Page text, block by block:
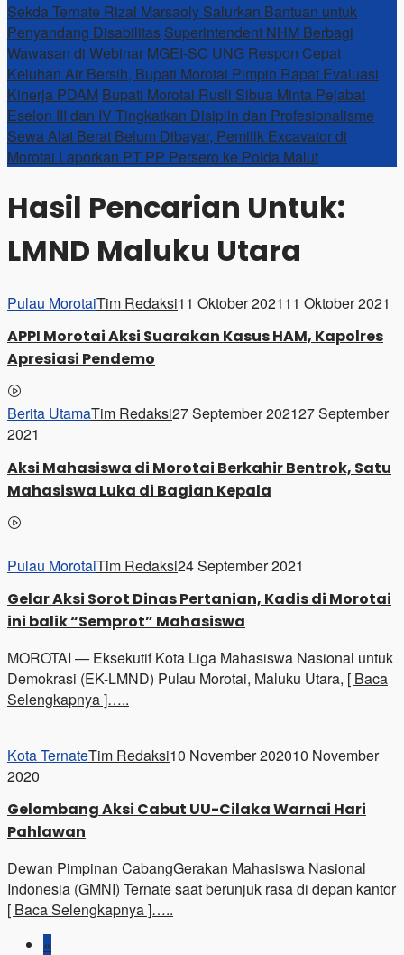
Sekda Ternate Rizal Marsaoly Salurkan Bantuan untuk
Penyandang Disabilitas Superintendent NHM Berbagi
Wawasan di Webinar MGEI-SC UNG Respon Cepat
Keluhan Air Bersih, Bupati Morotai Pimpin Rapat Evaluasi
Kinerja PDAM Bupati Morotai Rusli Sibua Minta Pejabat
Eselon III dan IV Tingkatkan Disiplin dan Profesionalisme
Sewa Alat Berat Belum Dibayar, Pemilik Excavator di
Morotai Laporkan PT PP Persero ke Polda Malut
Hasil Pencarian Untuk:
LMND Maluku Utara
Pulau MorotaiTim Redaksi11 Oktober 202111 Oktober 2021
APPI Morotai Aksi Suarakan Kasus HAM, Kapolres
Apresiasi Pendemo
Berita UtamaTim Redaksi27 September 202127 September
2021
Aksi Mahasiswa di Morotai Berkahir Bentrok, Satu
Mahasiswa Luka di Bagian Kepala
Pulau MorotaiTim Redaksi24 September 2021
Gelar Aksi Sorot Dinas Pertanian, Kadis di Morotai
ini balik “Semprot” Mahasiswa
MOROTAI — Eksekutif Kota Liga Mahasiswa Nasional untuk
Demokrasi (EK-LMND) Pulau Morotai, Maluku Utara, [ Baca
Selengkapnya ]…..
Kota TernateTim Redaksi10 November 202010 November
2020
Gelombang Aksi Cabut UU-Cilaka Warnai Hari
Pahlawan
Dewan Pimpinan CabangGerakan Mahasiswa Nasional
Indonesia (GMNI) Ternate saat berunjuk rasa di depan kantor
[ Baca Selengkapnya ]…..
«